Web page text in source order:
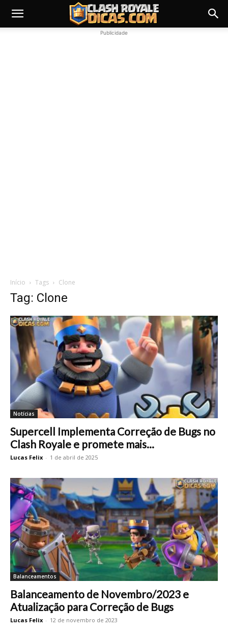
Publicidade
Início Tags Clone
Tag: Clone
Notícias
Supercell Implementa Correção de Bugs no
Clash Royale e promete mais...
Lucas Felix - 1 de abril de 2025
Balanceamentos
Balanceamento de Novembro/2023 e
Atualização para Correção de Bugs
Lucas Felix - 12 de novembro de 2023